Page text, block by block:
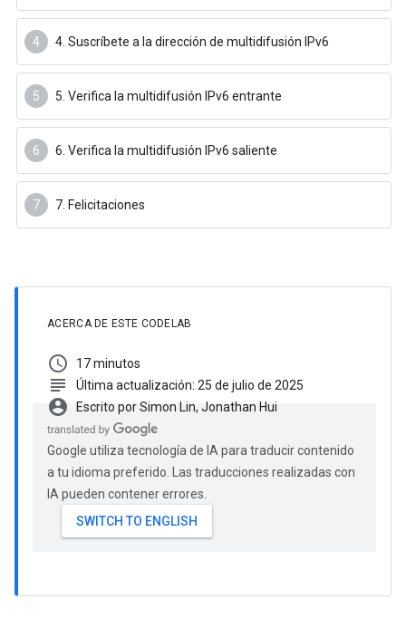
4. Suscríbete a la dirección de multidifusión IPv6
5. Verifica la multidifusión IPv6 entrante
6. Verifica la multidifusión IPv6 saliente
7. Felicitaciones
ACERCA DE ESTE CODELAB
schedule 17 minutos
subject Última actualización: 25 de julio de 2025
account_circle Escrito por Simon Lin, Jonathan Hui
Google utiliza tecnología de IA para traducir contenido
a tu idioma preferido. Las traducciones realizadas con
IA pueden contener errores.